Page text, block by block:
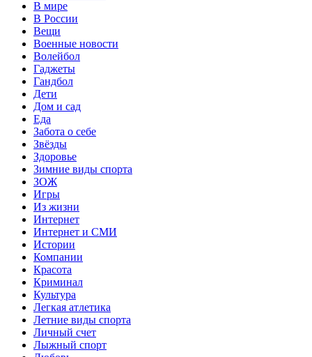
В мире
В России
Вещи
Военные новости
Волейбол
Гаджеты
Гандбол
Дети
Дом и сад
Еда
Забота о себе
Звёзды
Здоровье
Зимние виды спорта
ЗОЖ
Игры
Из жизни
Интернет
Интернет и СМИ
Истории
Компании
Красота
Криминал
Культура
Легкая атлетика
Летние виды спорта
Личный счет
Лыжный спорт